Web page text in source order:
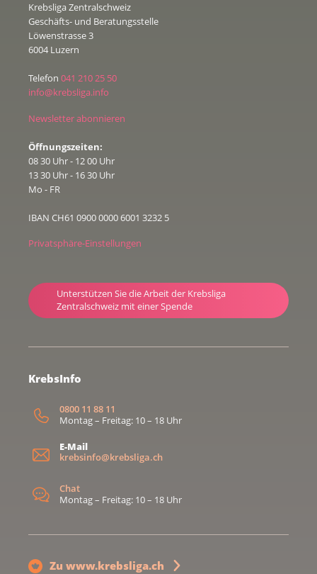
Krebsliga Zentralschweiz
Geschäfts- und Beratungsstelle
Löwenstrasse 3
6004 Luzern
Telefon 041 210 25 50
info@krebsliga.info
Newsletter abonnieren
Öffnungszeiten:
08 30 Uhr - 12 00 Uhr
13 30 Uhr - 16 30 Uhr
Mo - FR
IBAN CH61 0900 0000 6001 3232 5
Privatsphäre-Einstellungen
Unterstützen Sie die Arbeit der Krebsliga
Zentralschweiz mit einer Spende
KrebsInfo
0800 11 88 11
Montag – Freitag: 10 – 18 Uhr
E-Mail
krebsinfo@krebsliga.ch
Chat
Montag – Freitag: 10 – 18 Uhr
Zu www.krebsliga.ch